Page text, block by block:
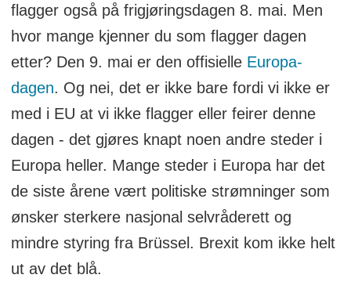
flagger også på frigjøringsdagen 8. mai. Men
hvor mange kjenner du som flagger dagen
etter? Den 9. mai er den offisielle Europa-
dagen. Og nei, det er ikke bare fordi vi ikke er
med i EU at vi ikke flagger eller feirer denne
dagen - det gjøres knapt noen andre steder i
Europa heller. Mange steder i Europa har det
de siste årene vært politiske strømninger som
ønsker sterkere nasjonal selvråderett og
mindre styring fra Brüssel. Brexit kom ikke helt
ut av det blå.